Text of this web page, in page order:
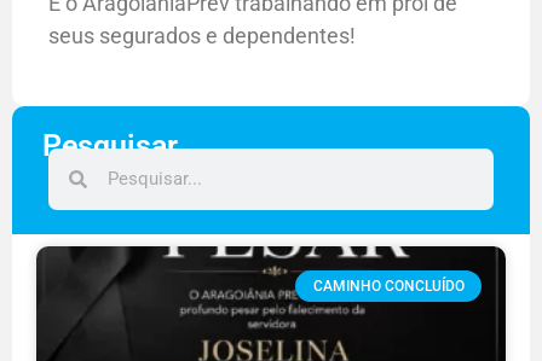
seus segurados e dependentes!
Pesquisar
CAMINHO CONCLUÍDO